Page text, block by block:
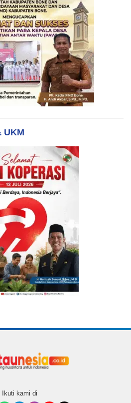
UKM
Ikuti kami di